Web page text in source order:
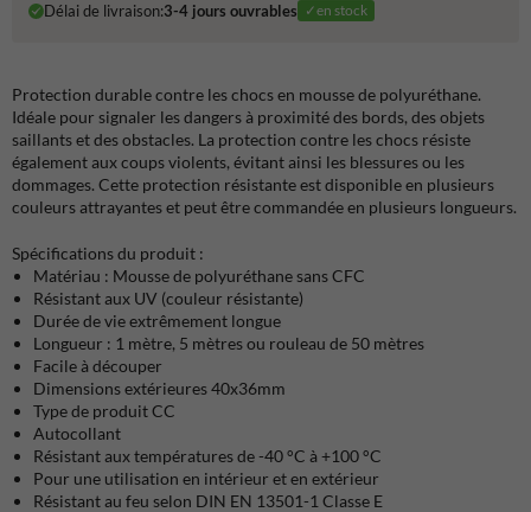
Délai de livraison:3-4 jours ouvrables ✓en stock
Protection durable contre les chocs en mousse de polyuréthane.
Idéale pour signaler les dangers à proximité des bords, des objets
saillants et des obstacles. La protection contre les chocs résiste
également aux coups violents, évitant ainsi les blessures ou les
dommages. Cette protection résistante est disponible en plusieurs
couleurs attrayantes et peut être commandée en plusieurs longueurs.
Spécifications du produit :
Matériau : Mousse de polyuréthane sans CFC
Résistant aux UV (couleur résistante)
Durée de vie extrêmement longue
Longueur : 1 mètre, 5 mètres ou rouleau de 50 mètres
Facile à découper
Dimensions extérieures 40x36mm
Type de produit CC
Autocollant
Résistant aux températures de -40 °C à +100 °C
Pour une utilisation en intérieur et en extérieur
Résistant au feu selon DIN EN 13501-1 Classe E